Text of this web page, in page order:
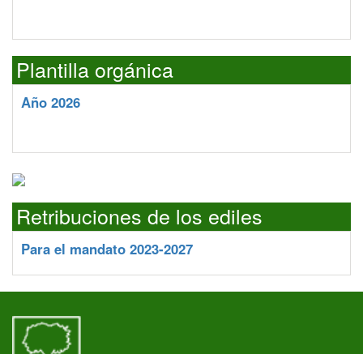
Plantilla orgánica
Año 2026
Retribuciones de los ediles
Para el mandato 2023-2027